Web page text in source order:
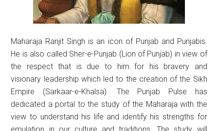
Maharaja Ranjit Singh is an icon of Punjab and Punjabis.
He is also called Sher-e-Punjab (Lion of Punjab) in view of
the respect that is due to him for his bravery and
visionary leadership which led to the creation of the Sikh
Empire (Sarkaar-e-Khalsa). The Punjab Pulse has
dedicated a portal to the study of the Maharaja with the
view to understand his life and identify his strengths for